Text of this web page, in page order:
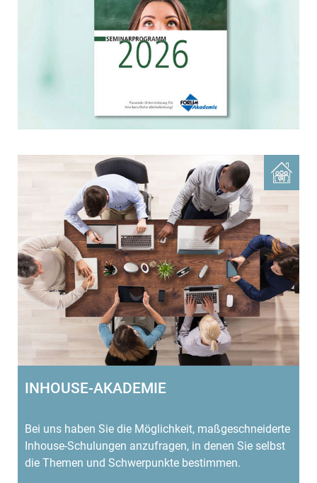
INHOUSE-AKADEMIE
Bei uns haben Sie die Möglichkeit, maßgeschneiderte
Inhouse-Schulungen anzufragen, in denen Sie selbst
die Themen und Schwerpunkte bestimmen.